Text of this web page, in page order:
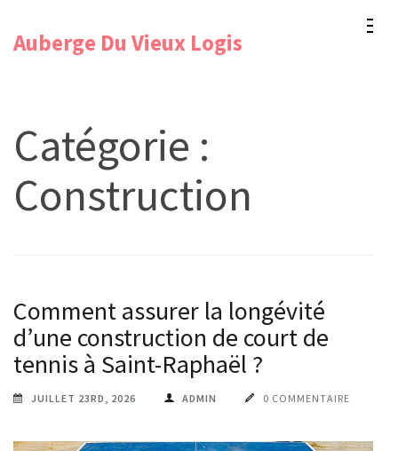
Auberge Du Vieux Logis
Catégorie :
Construction
Comment assurer la longévité
d’une construction de court de
tennis à Saint-Raphaël ?
JUILLET 23RD, 2026 ADMIN 0 COMMENTAIRE